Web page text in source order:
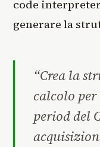
code
generare la
“Crea la
calcolo
period del